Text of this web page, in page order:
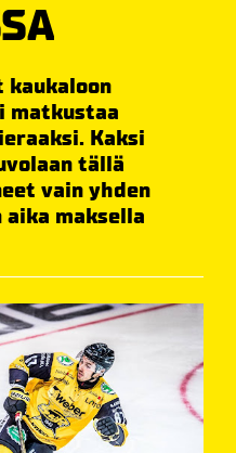
matkustaa
Kaksi
tällä
vain yhden
maksella